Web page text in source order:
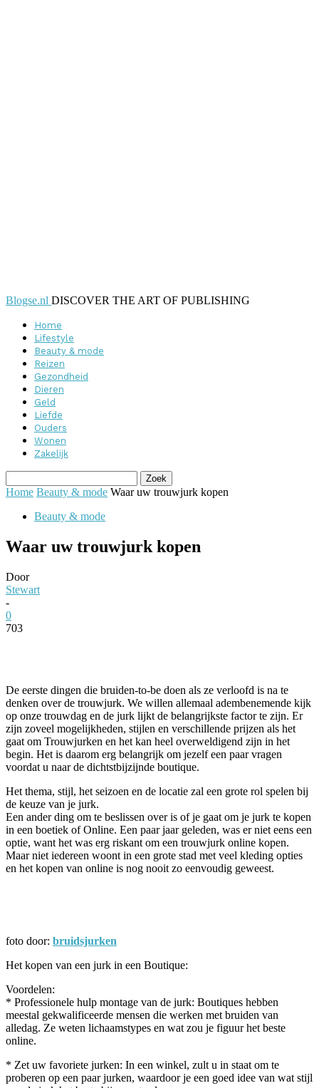
Blogse.nl DISCOVER THE ART OF PUBLISHING
Home
Lifestyle
Beauty & mode
Reizen
Gezondheid
Dieren
Geld
Liefde
Ouders
Wonen
Zakelijk
Home Beauty & mode Waar uw trouwjurk kopen
Beauty & mode
Waar uw trouwjurk kopen
Door
Stewart
-
0
703
De eerste dingen die bruiden-to-be doen als ze verloofd is na te
denken over de trouwjurk. We willen allemaal adembenemende kijk
op onze trouwdag en de jurk lijkt de belangrijkste factor te zijn. Er
zijn zoveel mogelijkheden, stijlen en verschillende prijzen als het
gaat om Trouwjurken en het kan heel overweldigend zijn in het
begin. Het is daarom erg belangrijk om jezelf een paar vragen
voordat u naar de dichtstbijzijnde boutique.
Het thema, stijl, het seizoen en de locatie zal een grote rol spelen bij
de keuze van je jurk.
Een ander ding om te beslissen over is of je gaat om je jurk te kopen
in een boetiek of Online. Een paar jaar geleden, was er niet eens een
optie, want het was erg riskant om een ​​trouwjurk online kopen.
Maar niet iedereen woont in een grote stad met veel kleding opties
en het kopen van online is nog nooit zo eenvoudig geweest.
foto door: bruidsjurken
Het kopen van een jurk in een Boutique:
Voordelen:
* Professionele hulp montage van de jurk: Boutiques hebben
meestal gekwalificeerde mensen die werken met bruiden van
alledag. Ze weten lichaamstypes en wat zou je figuur het beste
online.
* Zet uw favoriete jurken: In een winkel, zult u in staat om te
proberen op een paar jurken, waardoor je een goed idee van wat stijl